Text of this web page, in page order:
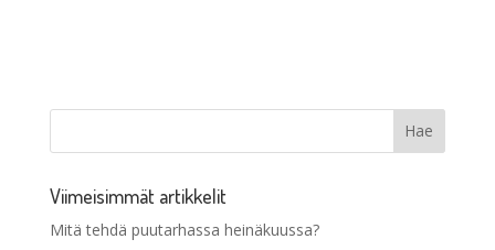
Viimeisimmät artikkelit
Mitä tehdä puutarhassa heinäkuussa?